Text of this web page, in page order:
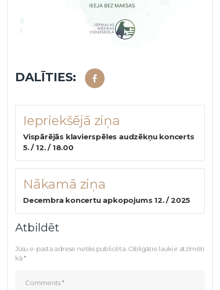
DALĪTIES:
Iepriekšējā ziņa
Vispārējās klavierspēles audzēkņu koncerts
5. / 12. / 18.00
Nākamā ziņa
Decembra koncertu apkopojums 12. / 2025
Atbildēt
Jūsu e-pasta adrese netiks publicēta. Obligātie lauki ir atzīmēti
kā*